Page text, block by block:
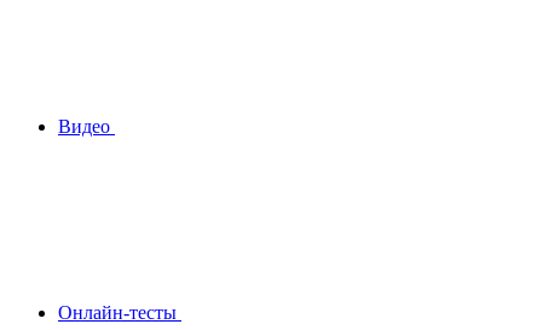
Видео
Онлайн-тесты